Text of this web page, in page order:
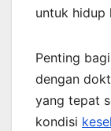
untuk hidup
Penting
dengan
yang tepat
kondisi